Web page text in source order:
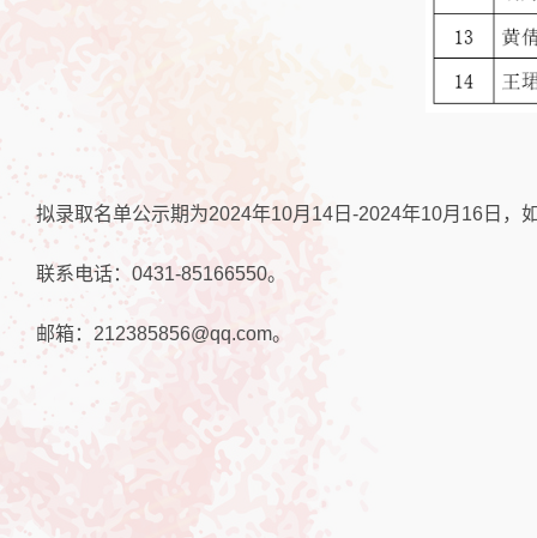
拟录取名单公示期为2024年10月14日-2024年10月16日，
联系电话：0431-85166550。
邮箱：212385856@qq.com。